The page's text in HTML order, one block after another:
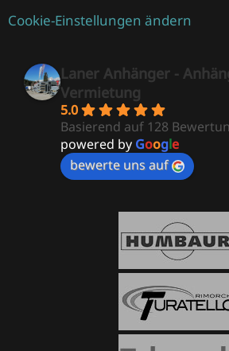
Cookie-Einstellungen ändern
Laner Anhänger -
Vermietung
5.0
Basierend auf 128
powered by Google
bewerte uns auf